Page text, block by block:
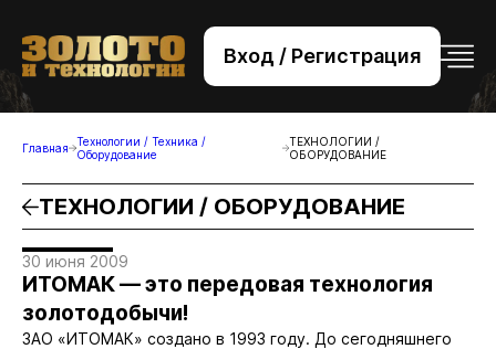
Вход / Регистрация
+7 (495) 221-76-32
bsv@zolteh.ru
Главная
Технологии / Техника /
Оборудование
ТЕХНОЛОГИИ /
ОБОРУДОВАНИЕ
ТЕХНОЛОГИИ / ОБОРУДОВАНИЕ
30 июня 2009
ИТОМАК — это передовая технология
золотодобычи!
ЗАО «ИТОМАК» создано в 1993 году. До сегодняшнего